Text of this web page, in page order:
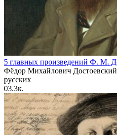
5 главных произведений Ф. М.
Фёдор Михайлович
русских
03.3к.